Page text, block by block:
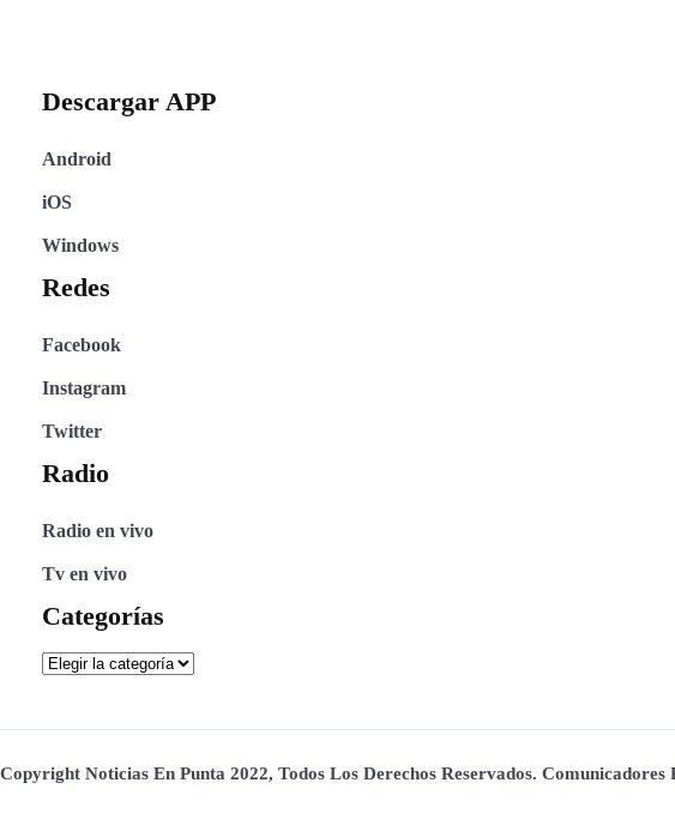
Descargar APP
Android
iOS
Windows
Redes
Facebook
Instagram
Twitter
Radio
Radio en vivo
Tv en vivo
Categorías
Copyright Noticias En Punta 2022, Todos Los Derechos Reservados.